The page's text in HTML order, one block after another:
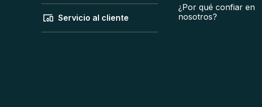
Servicio al cliente
¿Por qué confiar en
nosotros?